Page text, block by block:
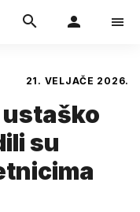
21. VELJAČE 2026.
su